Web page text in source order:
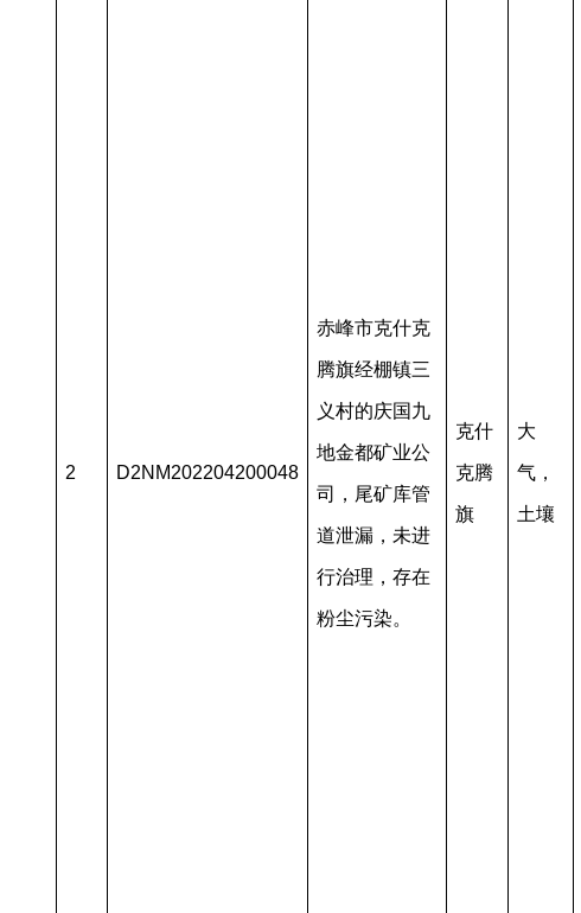
2 D2NM202204200048
赤峰市克什克
腾旗经棚镇三
义村的庆国九
地金都矿业公
司，尾矿库管
道泄漏，未进
行治理，存在
粉尘污染。
克什
克腾
旗
大
气，
土壤